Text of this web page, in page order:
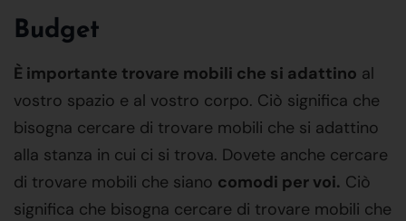
Budget
È importante trovare mobili che si adattino al
vostro spazio e al vostro corpo. Ciò significa che
bisogna cercare di trovare mobili che si adattino
alla stanza in cui ci si trova. Dovete anche cercare
di trovare mobili che siano comodi per voi. Ciò
significa che bisogna cercare di trovare mobili che